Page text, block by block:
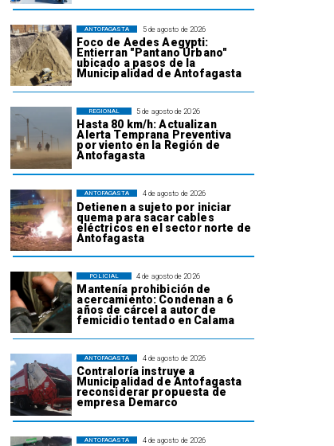
5 de agosto de 2026
Foco de Aedes Aegypti:
Entierran "Pantano Urbano"
ubicado a pasos de la
Municipalidad de Antofagasta
ANTOFAGASTA
5 de agosto de 2026
Hasta 80 km/h: Actualizan
Alerta Temprana Preventiva
por viento en la Región de
Antofagasta
REGIONAL
4 de agosto de 2026
Detienen a sujeto por iniciar
quema para sacar cables
eléctricos en el sector norte de
Antofagasta
ANTOFAGASTA
4 de agosto de 2026
Mantenía prohibición de
acercamiento: Condenan a 6
años de cárcel a autor de
femicidio tentado en Calama
POLICIAL
4 de agosto de 2026
Contraloría instruye a
Municipalidad de Antofagasta
reconsiderar propuesta de
empresa Demarco
ANTOFAGASTA
4 de agosto de 2026
ANTOFAGASTA